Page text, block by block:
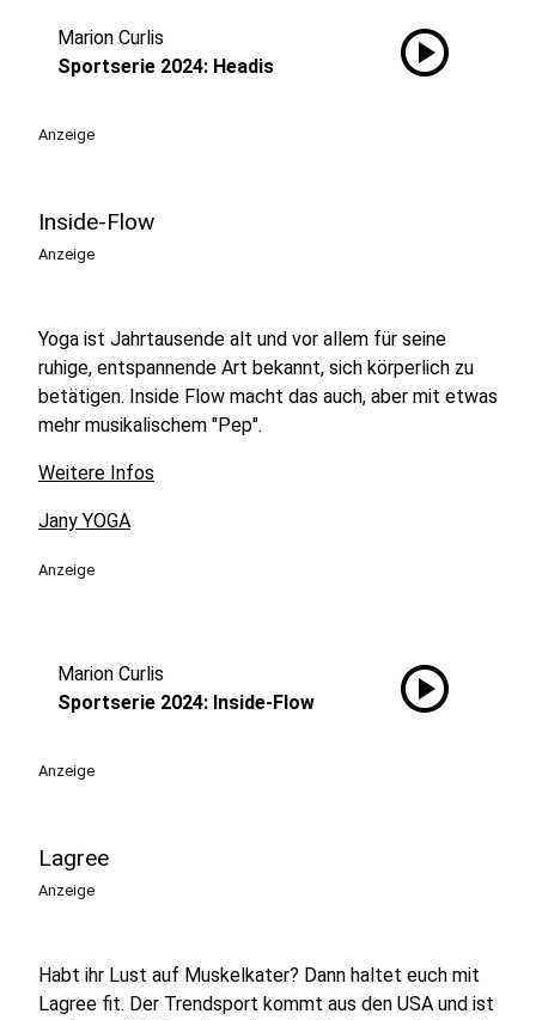
Marion Curlis
Sportserie 2024: Headis
play_circle
Anzeige
Inside-Flow
Anzeige
Yoga ist Jahrtausende alt und vor allem für seine
ruhige, entspannende Art bekannt, sich körperlich zu
betätigen. Inside Flow macht das auch, aber mit etwas
mehr musikalischem "Pep".
Weitere Infos
Jany YOGA
Anzeige
Marion Curlis
Sportserie 2024: Inside-Flow
play_circle
Anzeige
Lagree
Anzeige
Habt ihr Lust auf Muskelkater? Dann haltet euch mit
Lagree fit. Der Trendsport kommt aus den USA und ist